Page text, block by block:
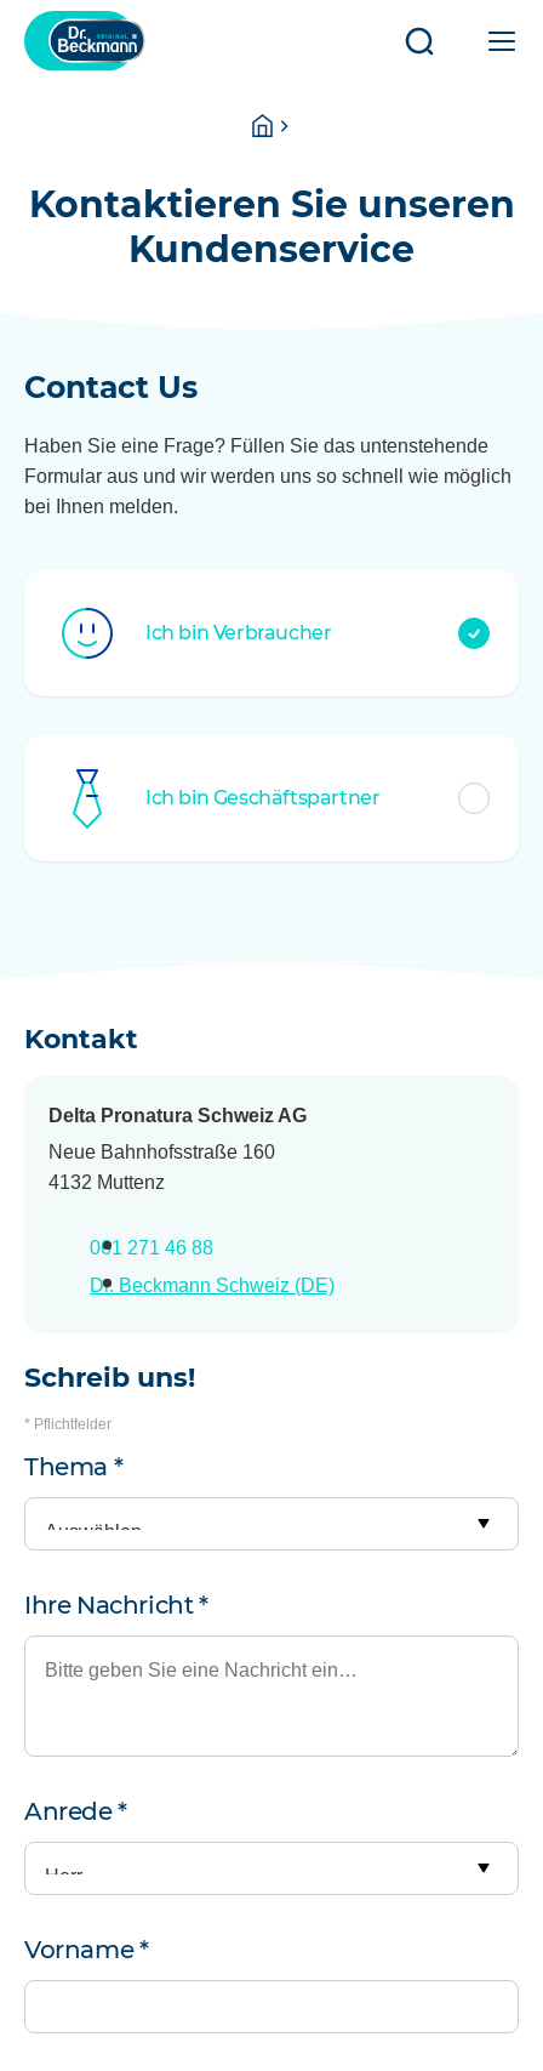
Startseite
Kontaktieren Sie unseren
Kundenservice
Contact Us
Haben Sie eine Frage? Füllen Sie das untenstehende
Formular aus und wir werden uns so schnell wie möglich
bei Ihnen melden.
Ich bin Verbraucher
Ich bin Geschäftspartner
Kontakt
Delta Pronatura Schweiz AG
Neue Bahnhofsstraße 160
4132 Muttenz
061 271 46 88
Dr. Beckmann Schweiz (DE)
Schreib uns!
* Pflichtfelder
Ihre
Thema *
Ihre Nachricht*
Persönliche
Anrede*
Vorname*